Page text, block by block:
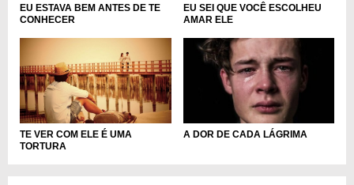
EU ESTAVA BEM ANTES DE TE
CONHECER
EU SEI QUE VOCÊ ESCOLHEU
AMAR ELE
TE VER COM ELE É UMA
TORTURA
A DOR DE CADA LÁGRIMA